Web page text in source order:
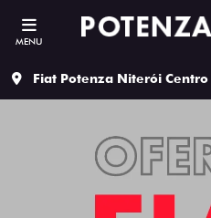
MENU
Fiat Potenza Niterói Centro